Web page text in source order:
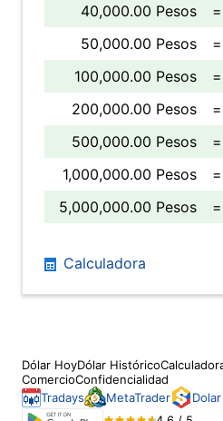
40,000.00 Pesos
=
50,000.00 Pesos
=
100,000.00 Pesos
=
200,000.00 Pesos
=
500,000.00 Pesos
=
1,000,000.00 Pesos
=
5,000,000.00 Pesos
=
Calculadora
Dólar HoyDólar Histórico
ComercioConfidencialidad
Tradays
MetaTrader